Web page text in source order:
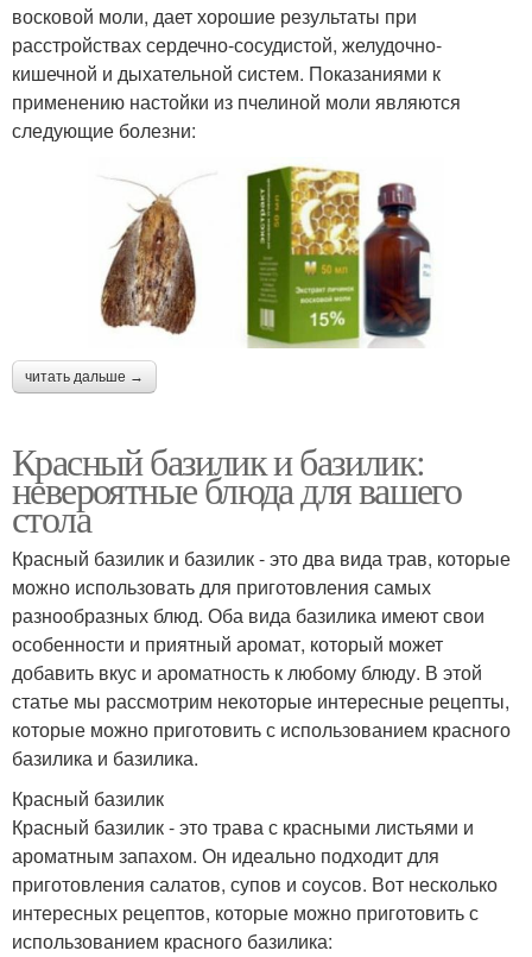
восковой моли, дает хорошие результаты при
расстройствах сердечно-сосудистой, желудочно-
кишечной и дыхательной систем. Показаниями к
применению настойки из пчелиной моли являются
следующие болезни:
читать дальше →
Красный базилик и базилик:
невероятные блюда для вашего
стола
Красный базилик и базилик - это два вида трав, которые
можно использовать для приготовления самых
разнообразных блюд. Оба вида базилика имеют свои
особенности и приятный аромат, который может
добавить вкус и ароматность к любому блюду. В этой
статье мы рассмотрим некоторые интересные рецепты,
которые можно приготовить с использованием красного
базилика и базилика.
Красный базилик
Красный базилик - это трава с красными листьями и
ароматным запахом. Он идеально подходит для
приготовления салатов, супов и соусов. Вот несколько
интересных рецептов, которые можно приготовить с
использованием красного базилика: